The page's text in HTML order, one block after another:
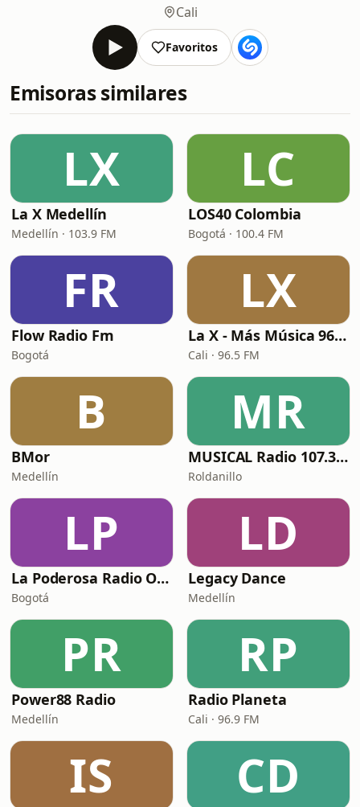
Cali
Favoritos
Emisoras similares
LX
La X Medellín
Medellín · 103.9 FM
LC
LOS40 Colombia
Bogotá · 100.4 FM
FR
Flow Radio Fm
Bogotá
LX
La X - Más Música 96.5 FM
Cali · 96.5 FM
B
BMor
Medellín
MR
MUSICAL Radio 107.3 HD
Roldanillo
LP
La Poderosa Radio Online Mezclas
Bogotá
LD
Legacy Dance
Medellín
PR
Power88 Radio
Medellín
RP
Radio Planeta
Cali · 96.9 FM
IS CD